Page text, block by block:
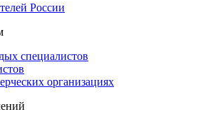
России
специалистов
организациях